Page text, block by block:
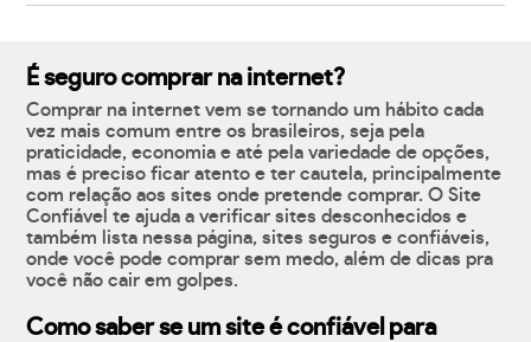
É seguro comprar na internet?
Comprar na internet vem se tornando um hábito cada
vez mais comum entre os brasileiros, seja pela
praticidade, economia e até pela variedade de opções,
mas é preciso ficar atento e ter cautela, principalmente
com relação aos sites onde pretende comprar. O Site
Confiável te ajuda a verificar sites desconhecidos e
também lista nessa página, sites seguros e confiáveis,
onde você pode comprar sem medo, além de dicas pra
você não cair em golpes.
Como saber se um site é confiável para